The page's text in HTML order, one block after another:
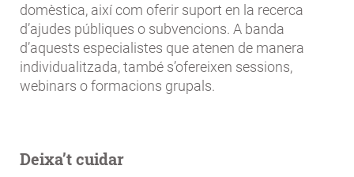
domèstica, així com oferir suport en la recerca
d’ajudes públiques o subvencions. A banda
d’aquests especialistes que atenen de manera
individualitzada, també s’ofereixen sessions,
webinars o formacions grupals.
Deixa’t cuidar